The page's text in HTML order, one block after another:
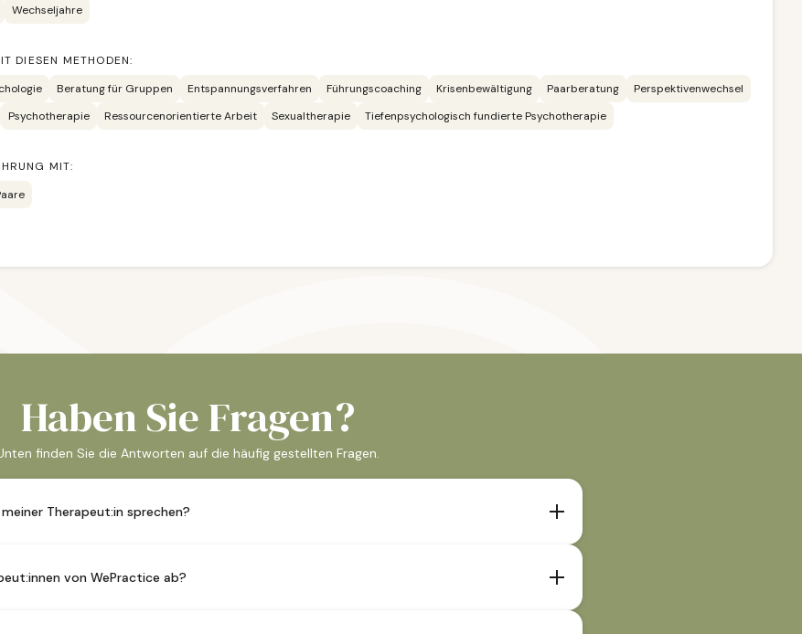
Wechseljahre
DIESEN METHODEN:
Beratung für Gruppen Entspannungsverfahren Führungscoaching Krisenbewältigung Paarberatung
Perspektivenwechsel
Psychotherapie Ressourcenorientierte Arbeit Sexualtherapie Tiefenpsychologisch fundierte Psychotherapie
MIT:
Haben Sie Fragen?
finden Sie die Antworten auf die häufig gestellten Fragen.
Therapeut:in sprechen?
von WePractice ab?